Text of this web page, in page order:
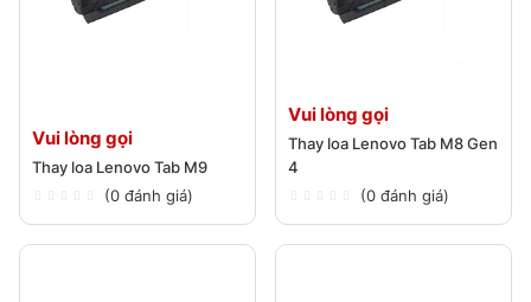
Vui lòng gọi
Thay loa Lenovo Tab M9
(0 đánh giá)
Vui lòng gọi
Thay loa Lenovo Tab M8 Gen
4
(0 đánh giá)